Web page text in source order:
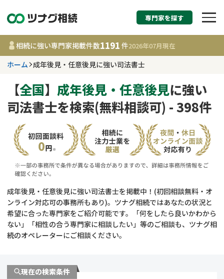
相続税申告・相続手
す
都道府県を選択
事務所 1191
件
相談内容で探す
相続登記
遺留分侵害額請求
コラム
相続手続き
専門家を探す
相続に強い専門家掲載件数1191 件2026年07月現在
ホーム 成年後見・任意後見に強い司法書士
【全国】 成年後見・任意後見に強い
司法書士を検索(無料相談可) - 398件
成年後見・任意後見に強い司法書士を掲載中！(初回相談無料・オ
ンライン対応可の事務所もあり)。ツナグ相続ではあなたの状況と
希望に合った専門家をご紹介可能です。「何をしたら良いかわから
ない」「相性の合う専門家に相談したい」等のご相談も、ツナグ相
続のオペレーターにご相談ください。
現在の検索条件